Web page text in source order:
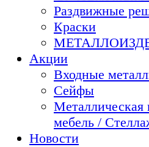
Раздвижные
Краски
Акции
Входные
Сейфы
мебель /
Новости